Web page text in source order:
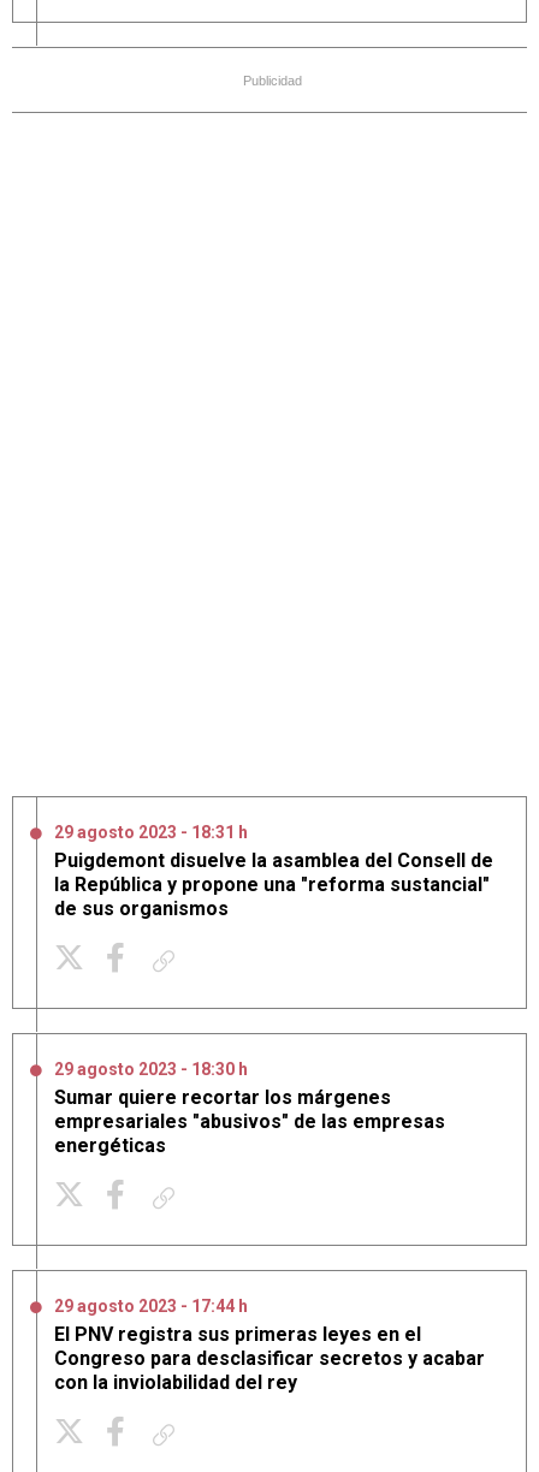
Publicidad
29 agosto 2023 - 18:31 h
Puigdemont disuelve la asamblea del Consell de
la República y propone una "reforma sustancial"
de sus organismos
29 agosto 2023 - 18:30 h
Sumar quiere recortar los márgenes
empresariales "abusivos" de las empresas
energéticas
29 agosto 2023 - 17:44 h
El PNV registra sus primeras leyes en el
Congreso para desclasificar secretos y acabar
con la inviolabilidad del rey